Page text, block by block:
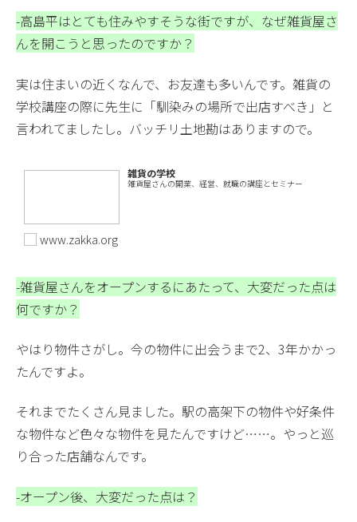
-高島平はとても住みやすそうな街ですが、なぜ雑貨屋さ
んを開こうと思ったのですか？
実は住まいの近くなんで、お友達も多いんです。雑貨の
学校講座の際に先生に「馴染みの場所で出店すべき」と
言われてましたし。バッチリ土地勘はありますので。
雑貨の学校
雑貨屋さんの開業、経営、就職の講座とセミナー
www.zakka.org
-雑貨屋さんをオープンするにあたって、大変だった点は
何ですか？
やはり物件さがし。今の物件に出会うまで2、3年かかっ
たんですよ。
それまでたくさん見ました。駅の高架下の物件や好条件
な物件など色々な物件を見たんですけど……。やっと巡
り合った店舗なんです。
-オープン後、大変だった点は？